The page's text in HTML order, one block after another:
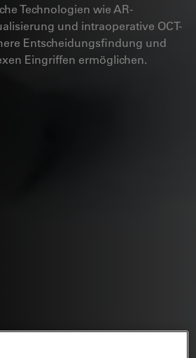
Technologien wie AR-
und intraoperative OCT-
Entscheidungsfindung und
Eingriffen ermöglichen.